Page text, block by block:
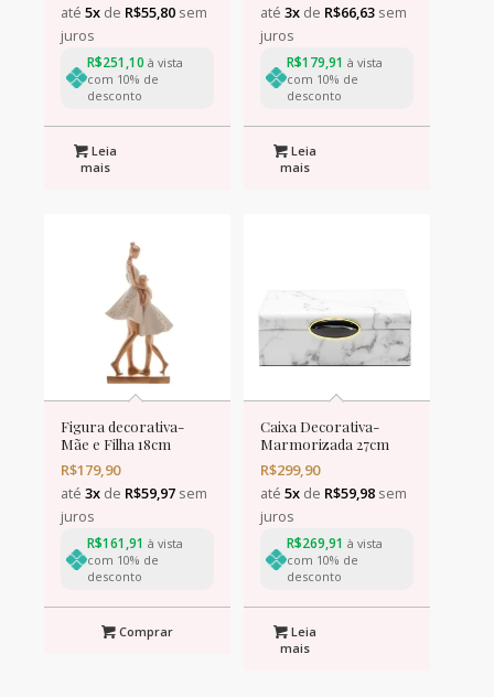
até 5xde R$55,80sem
juros
R$251,10 à vista
com 10% de
desconto
Leia
mais
até 3xde R$66,63sem
juros
R$179,91 à vista
com 10% de
desconto
Leia
mais
Figura decorativa-
Mãe e Filha 18cm
R$179,90
até 3xde R$59,97sem
juros
R$161,91 à vista
com 10% de
desconto
Comprar
Caixa Decorativa-
Marmorizada 27cm
R$299,90
até 5xde R$59,98sem
juros
R$269,91 à vista
com 10% de
desconto
Leia
mais